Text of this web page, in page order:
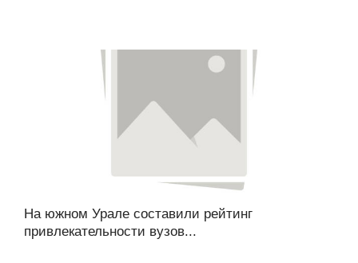
На южном Урале составили рейтинг
привлекательности вузов...